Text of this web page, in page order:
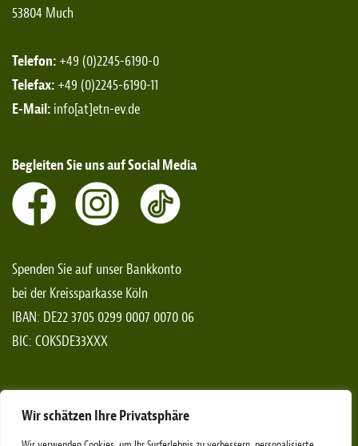
Wir schätzen Ihre Privatsphäre
53804 Much
Telefon: +49 (0)2245-6190-0
Telefax: +49 (0)2245-6190-11
E-Mail: info[at]etn-ev.de
Begleiten Sie uns auf Social Media
Spenden Sie auf unser Bankkonto
bei der Kreissparkasse Köln
IBAN: DE22 3705 0299 0007 0070 06
BIC: COKSDE33XXX
*Spendenaufrufe gelten nicht für das Bundesgebiet von
Rheinland-Pfalz